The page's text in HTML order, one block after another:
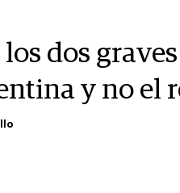
dos
y no el